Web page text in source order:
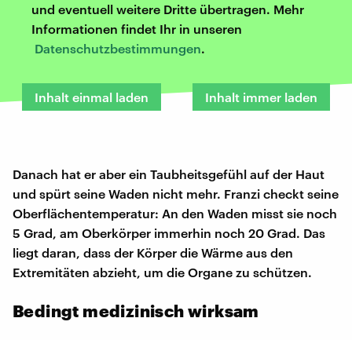
und eventuell weitere Dritte übertragen. Mehr
Informationen findet Ihr in unseren
Datenschutzbestimmungen.
Inhalt einmal laden Inhalt immer laden
Danach hat er aber ein Taubheitsgefühl auf der Haut
und spürt seine Waden nicht mehr. Franzi checkt seine
Oberflächentemperatur: An den Waden misst sie noch
5 Grad, am Oberkörper immerhin noch 20 Grad. Das
liegt daran, dass der Körper die Wärme aus den
Extremitäten abzieht, um die Organe zu schützen.
Bedingt medizinisch wirksam